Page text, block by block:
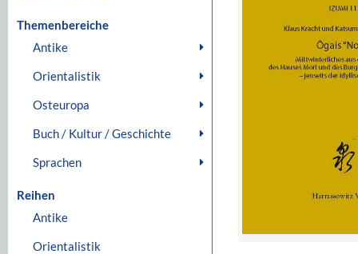
Themenbereiche
Antike
Orientalistik
Osteuropa
Buch / Kultur / Geschichte
Sprachen
Reihen
Antike
Orientalistik